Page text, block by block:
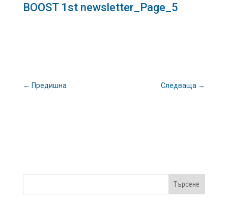
BOOST 1st newsletter_Page_5
← Предишна Следваща →